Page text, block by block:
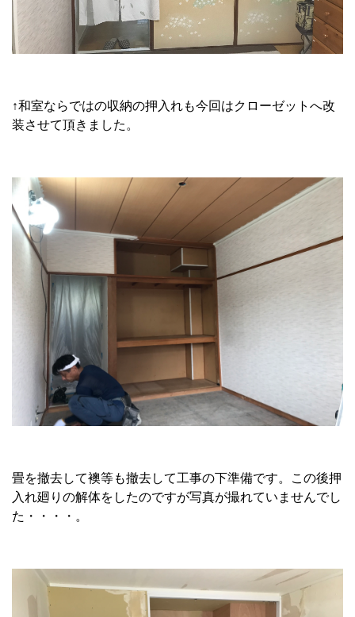
↑和室ならではの収納の押入れも今回はクローゼットへ改
装させて頂きました。
畳を撤去して襖等も撤去して工事の下準備です。この後押
入れ廻りの解体をしたのですが写真が撮れていませんでし
た・・・・。